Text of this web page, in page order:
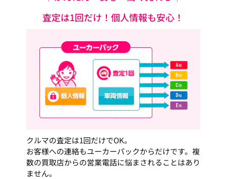
査定は1回だけ！個人情報も安心！
クルマの査定は1回だけでOK。
お客様への連絡もユーカーパックからだけです。複
数の買取店からの営業電話に悩まされることはあり
ません。